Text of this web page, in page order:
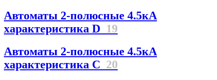
Автоматы 2-полюсные 4.5кА
характеристика D 19
Автоматы 2-полюсные 4.5кА
характеристика С 20